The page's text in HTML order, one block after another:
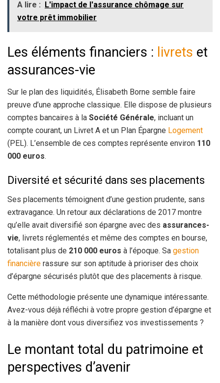
A lire :
L'impact de l'assurance chômage sur
votre prêt immobilier
Les éléments financiers : livrets et
assurances-vie
Sur le plan des liquidités, Élisabeth Borne semble faire
preuve d’une approche classique. Elle dispose de plusieurs
comptes bancaires à la Société Générale, incluant un
compte courant, un Livret A et un Plan Épargne Logement
(PEL). L’ensemble de ces comptes représente environ 110
000 euros.
Diversité et sécurité dans ses placements
Ses placements témoignent d’une gestion prudente, sans
extravagance. Un retour aux déclarations de 2017 montre
qu’elle avait diversifié son épargne avec des assurances-
vie, livrets réglementés et même des comptes en bourse,
totalisant plus de 210 000 euros à l’époque. Sa gestion
financière rassure sur son aptitude à prioriser des choix
d’épargne sécurisés plutôt que des placements à risque.
Cette méthodologie présente une dynamique intéressante.
Avez-vous déjà réfléchi à votre propre gestion d’épargne et
à la manière dont vous diversifiez vos investissements ?
Le montant total du patrimoine et
perspectives d’avenir